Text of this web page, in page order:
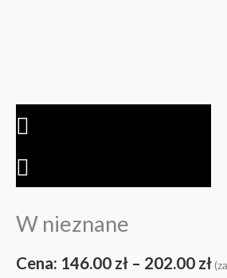
W nieznane
Cena: 146.00 zł – 202.00 zł